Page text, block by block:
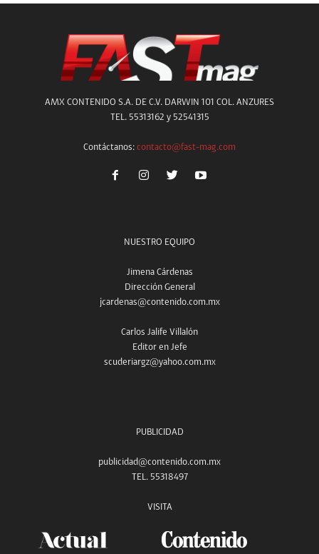
AMX CONTENIDO S.A. DE C.V. DARWIN 101 COL. ANZURES
TEL. 55313162 y 52541315
Contáctanos: contacto@fast-mag.com
NUESTRO EQUIPO
Jimena Cárdenas
Dirección General
jcardenas@contenido.com.mx
Carlos Jalife Villalón
Editor en Jefe
scuderiargz@yahoo.com.mx
PUBLICIDAD
publicidad@contenido.com.mx
TEL. 55318497
VISITA